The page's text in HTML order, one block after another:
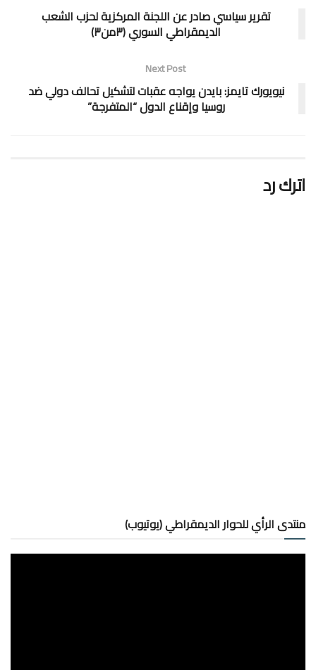
تقرير سياسي صادر عن اللجنة المركزية لحزب الشعب
الديمقراطي السوري (٣من٣)
Next Post
نيويورك تايمز: بايدن يواجه عقبات لتشكيل تحالف دولي ضد
روسيا وإقناع الدول “المتفرجة”
اترك رد
منتدى الرأي للحوار الديمقراطي (يوتيوب)